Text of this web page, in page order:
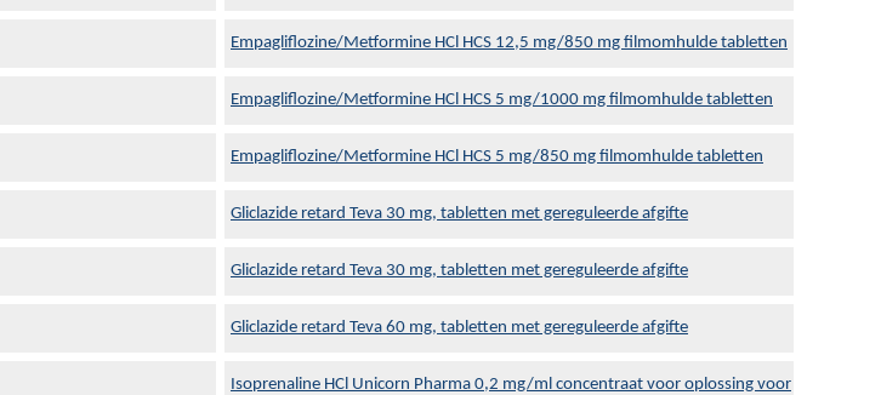
Empagliflozine/Metformine HCl HCS 12,5 mg/850 mg filmomhulde tabletten
Empagliflozine/Metformine HCl HCS 5 mg/1000 mg filmomhulde tabletten
Empagliflozine/Metformine HCl HCS 5 mg/850 mg filmomhulde tabletten
Gliclazide retard Teva 30 mg, tabletten met gereguleerde afgifte
Gliclazide retard Teva 30 mg, tabletten met gereguleerde afgifte
Gliclazide retard Teva 60 mg, tabletten met gereguleerde afgifte
Isoprenaline HCl Unicorn Pharma 0,2 mg/ml concentraat voor oplossing voor